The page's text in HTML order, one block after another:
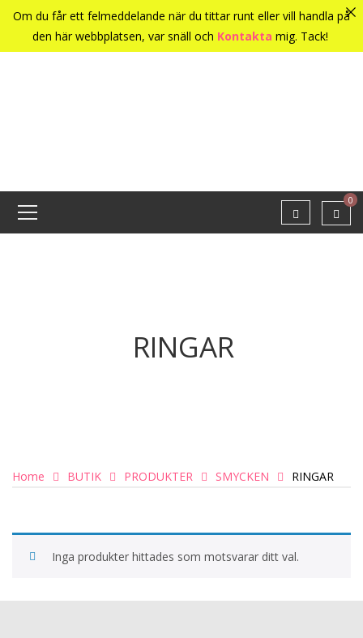
0
RINGAR
Home BUTIK PRODUKTER SMYCKEN RINGAR
Inga produkter hittades som motsvarar ditt val.
Om du får ett felmeddelande när du tittar runt eller vill handla på
den här webbplatsen, var snäll och Kontakta mig. Tack!